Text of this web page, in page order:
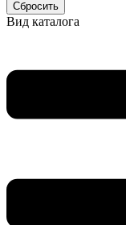
Вид каталога